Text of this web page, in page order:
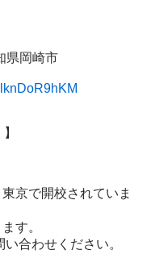
県岡崎市
京で開校されていま
す。
合わせください。